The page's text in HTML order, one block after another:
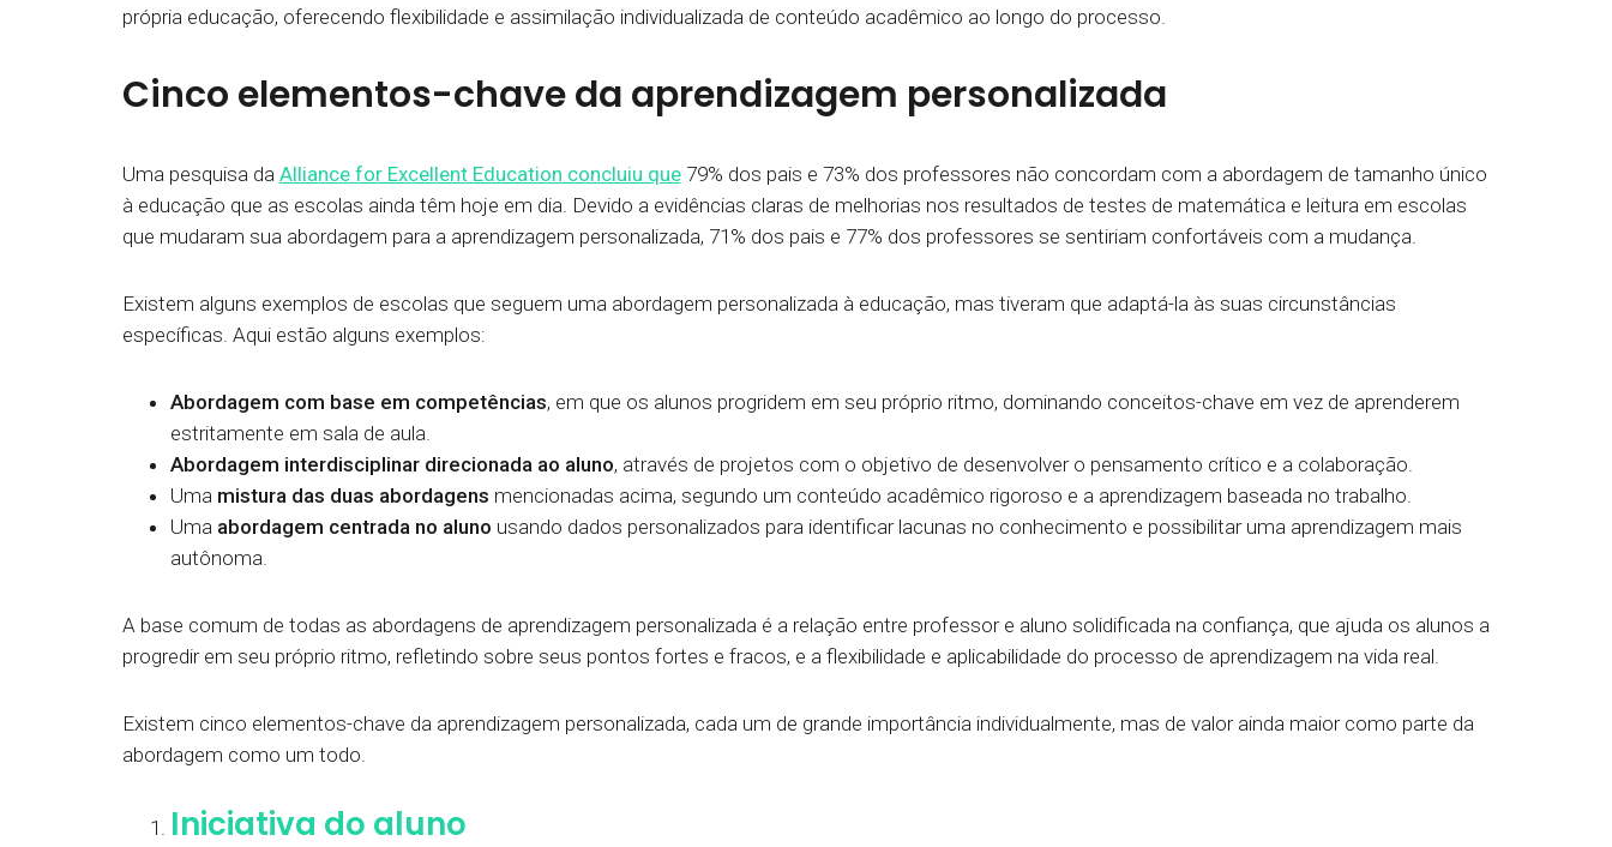
própria educação, oferecendo flexibilidade e assimilação individualizada de conteúdo acadêmico ao longo do processo.
Cinco elementos-chave da aprendizagem personalizada
Uma pesquisa da Alliance for Excellent Education concluiu que79% dos pais e 73% dos professores não concordam com a abordagem de tamanho único
à educação que as escolas ainda têm hoje em dia. Devido a evidências claras de melhorias nos resultados de testes de matemática e leitura em escolas
que mudaram sua abordagem para a aprendizagem personalizada, 71% dos pais e 77% dos professores se sentiriam confortáveis com a mudança.
Existem alguns exemplos de escolas que seguem uma abordagem personalizada à educação, mas tiveram que adaptá-la às suas circunstâncias
específicas. Aqui estão alguns exemplos:
Abordagem com base em competências, em que os alunos progridem em seu próprio ritmo, dominando conceitos-chave em vez de aprenderem
estritamente em sala de aula.
Abordagem interdisciplinar direcionada ao aluno, através de projetos com o objetivo de desenvolver o pensamento crítico e a colaboração.
Uma mistura das duas abordagens mencionadas acima, segundo um conteúdo acadêmico rigoroso e a aprendizagem baseada no trabalho.
Uma abordagem centrada no aluno usando dados personalizados para identificar lacunas no conhecimento e possibilitar uma aprendizagem mais
autônoma.
A base comum de todas as abordagens de aprendizagem personalizada é a relação entre professor e aluno solidificada na confiança, que ajuda os alunos a
progredir em seu próprio ritmo, refletindo sobre seus pontos fortes e fracos, e a flexibilidade e aplicabilidade do processo de aprendizagem na vida real.
Existem cinco elementos-chave da aprendizagem personalizada, cada um de grande importância individualmente, mas de valor ainda maior como parte da
abordagem como um todo.
Iniciativa do aluno